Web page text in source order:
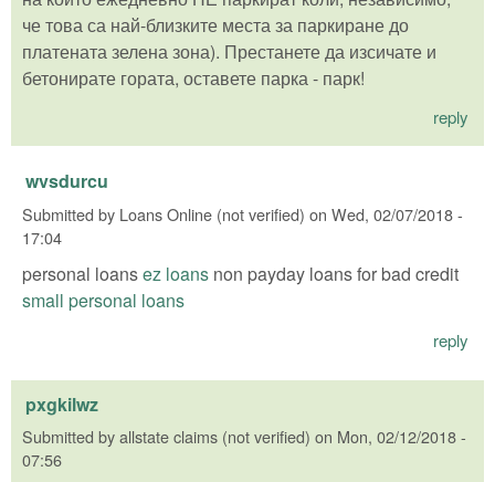
че това са най-близките места за паркиране до
платената зелена зона). Престанете да изсичате и
бетонирате гората, оставете парка - парк!
reply
wvsdurcu
Submitted by Loans Online (not verified) on Wed, 02/07/2018 -
17:04
personal loansez loans non payday loans for bad credit
small personal loans
reply
pxgkilwz
Submitted byallstate claims (not verified) on Mon, 02/12/2018 -
07:56